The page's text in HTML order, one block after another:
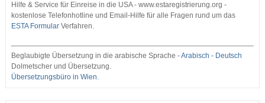
Hilfe & Service für Einreise in die USA - www.estaregistrierung.org -
kostenlose Telefonhotline und Email-Hilfe für alle Fragen rund um das
ESTA FormularVerfahren.
Beglaubigte Übersetzung in die arabische Sprache -Arabisch - Deutsch
Dolmetscher und Übersetzung.
Übersetzungsbüro in Wien.